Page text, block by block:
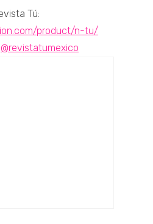
Tú:
product/n-tu/
@revistatumexico